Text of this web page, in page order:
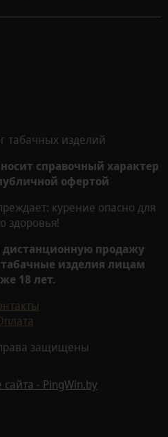
табачных изделий
справочный характер
офертой
курение опасно для
здоровья!
продажу
изделия лицам
18 лет.
защищены
- PingWin.by